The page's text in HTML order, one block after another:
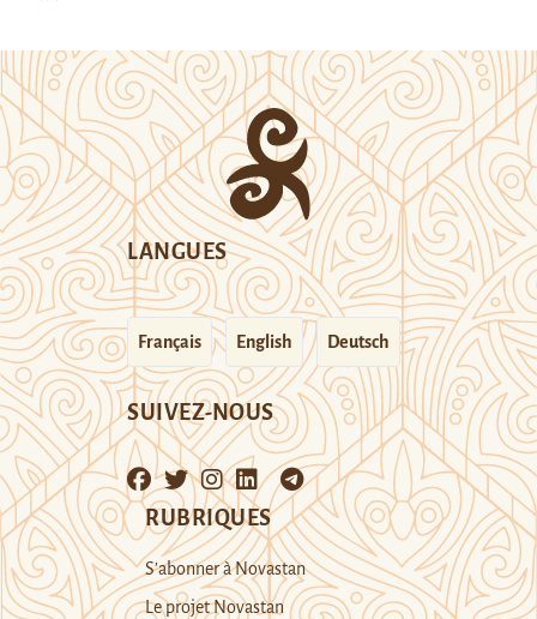
LANGUES
Français English Deutsch
SUIVEZ-NOUS
RUBRIQUES
S’abonner à Novastan
Le projet Novastan